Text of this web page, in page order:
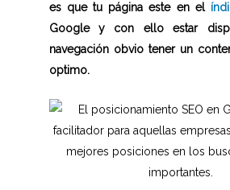
es que tu página este en el
Google y con ello estar
navegación obvio tener un
optimo.